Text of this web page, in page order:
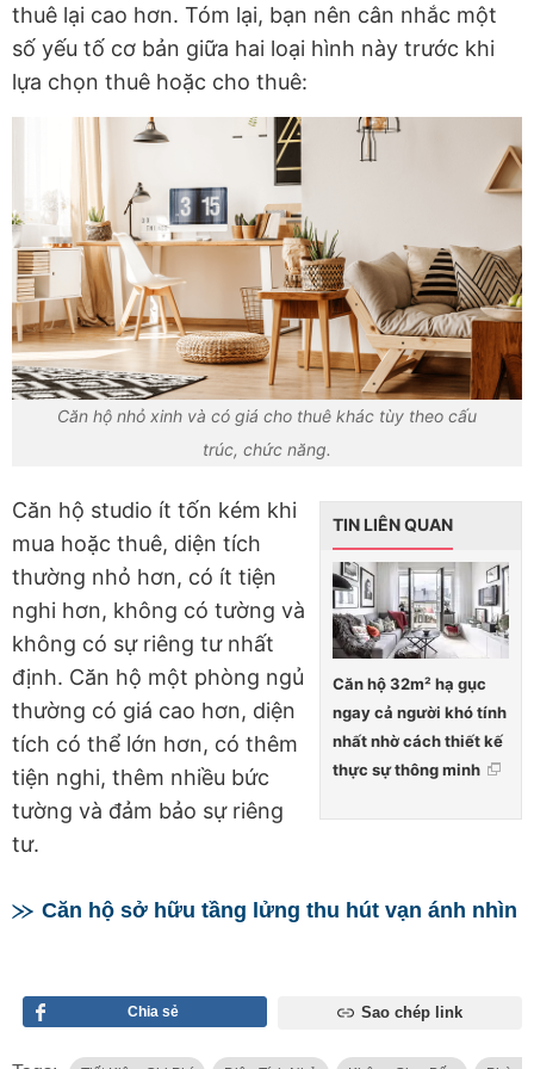
thuê lại cao hơn. Tóm lại, bạn nên cân nhắc một
số yếu tố cơ bản giữa hai loại hình này trước khi
lựa chọn thuê hoặc cho thuê:
Căn hộ nhỏ xinh và có giá cho thuê khác tùy theo cấu
trúc, chức năng.
TIN LIÊN QUAN
Căn hộ 32m² hạ gục
ngay cả người khó tính
nhất nhờ cách thiết kế
thực sự thông minh
Căn hộ studio ít tốn kém khi
mua hoặc thuê, diện tích
thường nhỏ hơn, có ít tiện
nghi hơn, không có tường và
không có sự riêng tư nhất
định. Căn hộ một phòng ngủ
thường có giá cao hơn, diện
tích có thể lớn hơn, có thêm
tiện nghi, thêm nhiều bức
tường và đảm bảo sự riêng
tư.
Căn hộ sở hữu tầng lửng thu hút vạn ánh nhìn
Chia sẻ Sao chép link